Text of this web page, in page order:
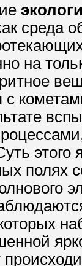
среда
на
полях